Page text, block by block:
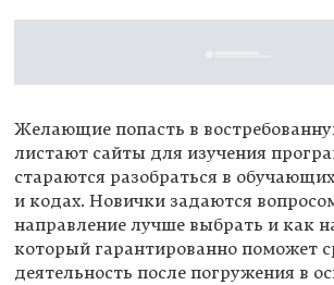
Желающие попасть в
листают сайты для изучения
стараются разобраться в
и кодах. Новички задаются
направление лучше выбрать и как
который гарантированно поможет
деятельность после погружения в